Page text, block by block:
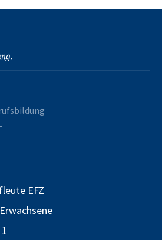
EFZ